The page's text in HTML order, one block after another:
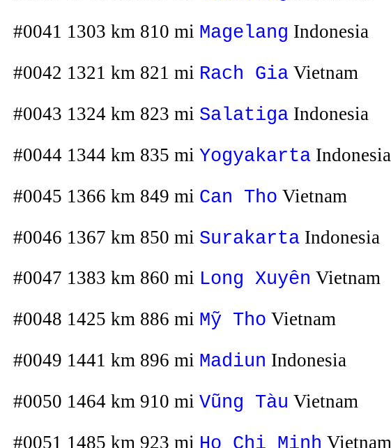
#0041 1303 km 810 mi Magelang Indonesia
#0042 1321 km 821 mi Rach GiaVietnam
#0043 1324 km 823 mi SalatigaIndonesia
#0044 1344 km 835 mi YogyakartaIndonesia
#0045 1366 km 849 mi Can Tho Vietnam
#0046 1367 km 850 mi SurakartaIndonesia
#0047 1383 km 860 mi Long Xuyên Vietnam
#0048 1425 km 886 mi Mỹ Tho Vietnam
#0049 1441 km 896 mi Madiun Indonesia
#0050 1464 km 910 mi Vũng Tàu Vietnam
#0051 1485 km 923 mi Ho Chi Minh Vietnam